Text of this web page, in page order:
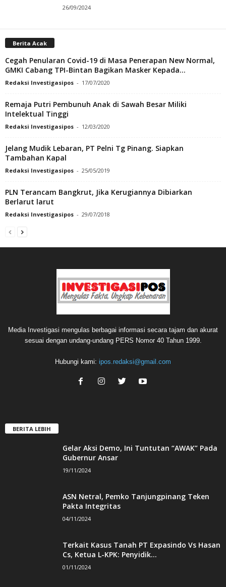
26/09/2024
Berita Acak
Cegah Penularan Covid-19 di Masa Penerapan New Normal,
GMKI Cabang TPI-Bintan Bagikan Masker Kepada...
Redaksi Investigasipos - 17/07/2020
Remaja Putri Pembunuh Anak di Sawah Besar Miliki
Intelektual Tinggi
Redaksi Investigasipos - 12/03/2020
Jelang Mudik Lebaran, PT Pelni Tg Pinang. Siapkan
Tambahan Kapal
Redaksi Investigasipos - 25/05/2019
PLN Terancam Bangkrut, Jika Kerugiannya Dibiarkan
Berlarut larut
Redaksi Investigasipos - 29/07/2018
Media Investigasi mengulas berbagai informasi secara tajam dan akurat
sesuai dengan undang-undang PERS Nomor 40 Tahun 1999.
Hubungi kami: ipos.redaksi@gmail.com
BERITA LEBIH
Gelar Aksi Demo, Ini Tuntutan “AWAK” Pada
Gubernur Ansar
19/11/2024
ASN Netral, Pemko Tanjungpinang Teken
Pakta Integritas
04/11/2024
Terkait Kasus Tanah PT Expasindo Vs Hasan
Cs, Ketua L-KPK: Penyidik...
01/11/2024